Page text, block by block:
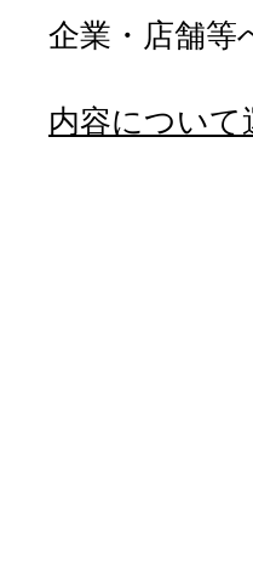
企業・店舗等
内容につい